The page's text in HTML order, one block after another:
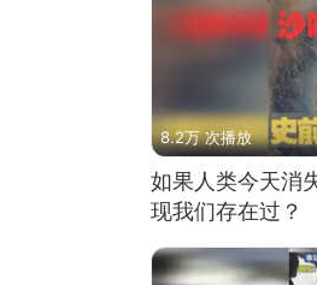
8.2万 次播放
如果人类今天消
现我们存在过？